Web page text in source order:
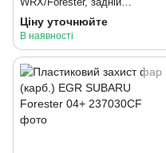
(DBA4653S)
Ціну уточнюйте
В наявності